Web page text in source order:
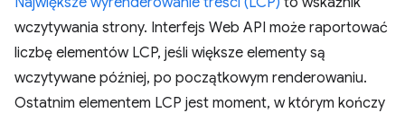
wczytywania strony. Interfejs Web API może raportować
liczbę elementów LCP, jeśli większe elementy są
wczytywane później, po początkowym renderowaniu.
Ostatnim elementem LCP jest moment, w którym kończy